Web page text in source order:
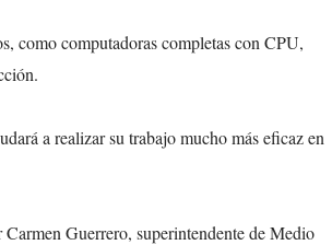
como computadoras completas con CPU,
a realizar su trabajo mucho más eficaz en
Guerrero, superintendente de Medio